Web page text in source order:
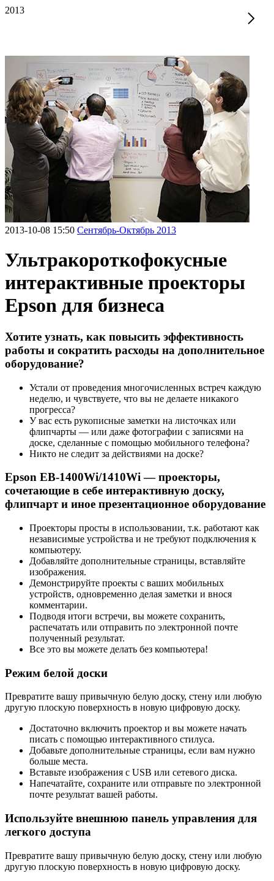
2013
2013-10-08 15:50 Сентябрь-Октябрь 2013
Ультракороткофокусные
интерактивные проекторы
Epson для бизнеса
Хотите узнать, как повысить эффективность
работы и сократить расходы на дополнительное
оборудование?
Устали от проведения многочисленных встреч каждую
неделю, и чувствуете, что вы не делаете никакого
прогресса?
У вас есть рукописные заметки на листочках или
флипчарты — или даже фотографии с записями на
доске, сделанные с помощью мобильного телефона?
Никто не следит за действиями на доске?
Epson EB-1400Wi/1410Wi — проекторы,
сочетающие в себе интерактивную доску,
флипчарт и иное презентационное оборудование
Проекторы просты в использовании, т.к. работают как
независимые устройства и не требуют подключения к
компьютеру.
Добавляйте дополнительные страницы, вставляйте
изображения.
Демонстрируйте проекты с ваших мобильных
устройств, одновременно делая заметки и внося
комментарии.
Подводя итоги встречи, вы можете сохранить,
распечатать или отправить по электронной почте
полученный результат.
Все это вы можете делать без компьютера!
Режим белой доски
Превратите вашу привычную белую доску, стену или любую
другую плоскую поверхность в новую цифровую доску.
Достаточно включить проектор и вы можете начать
писать с помощью интерактивного стилуса.
Добавьте дополнительные страницы, если вам нужно
больше места.
Вставьте изображения с USB или сетевого диска.
Напечатайте, сохраните или отправьте по электронной
почте результат вашей работы.
Используйте внешнюю панель управления для
легкого доступа
Превратите вашу привычную белую доску, стену или любую
другую плоскую поверхность в новую цифровую доску.